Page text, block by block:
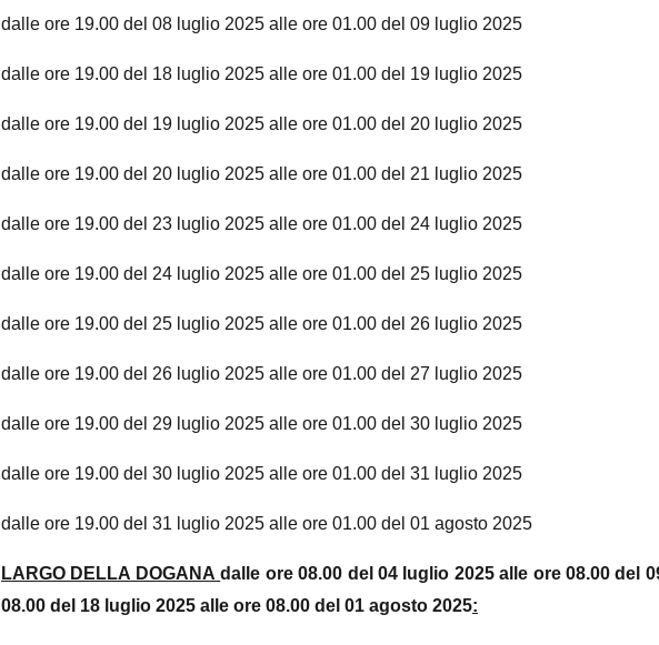
dalle ore 19.00 del 08 luglio 2025 alle ore 01.00 del 09 luglio 2025
dalle ore 19.00 del 18 luglio 2025 alle ore 01.00 del 19 luglio 2025
dalle ore 19.00 del 19 luglio 2025 alle ore 01.00 del 20 luglio 2025
dalle ore 19.00 del 20 luglio 2025 alle ore 01.00 del 21 luglio 2025
dalle ore 19.00 del 23 luglio 2025 alle ore 01.00 del 24 luglio 2025
dalle ore 19.00 del 24 luglio 2025 alle ore 01.00 del 25 luglio 2025
dalle ore 19.00 del 25 luglio 2025 alle ore 01.00 del 26 luglio 2025
dalle ore 19.00 del 26 luglio 2025 alle ore 01.00 del 27 luglio 2025
dalle ore 19.00 del 29 luglio 2025 alle ore 01.00 del 30 luglio 2025
dalle ore 19.00 del 30 luglio 2025 alle ore 01.00 del 31 luglio 2025
dalle ore 19.00 del 31 luglio 2025 alle ore 01.00 del 01 agosto 2025
LARGO DELLA DOGANAdalle ore 08.00 del 04 luglio 2025 alle ore 08.00 del
08.00 del 18 luglio 2025 alle ore 08.00 del 01 agosto 2025: